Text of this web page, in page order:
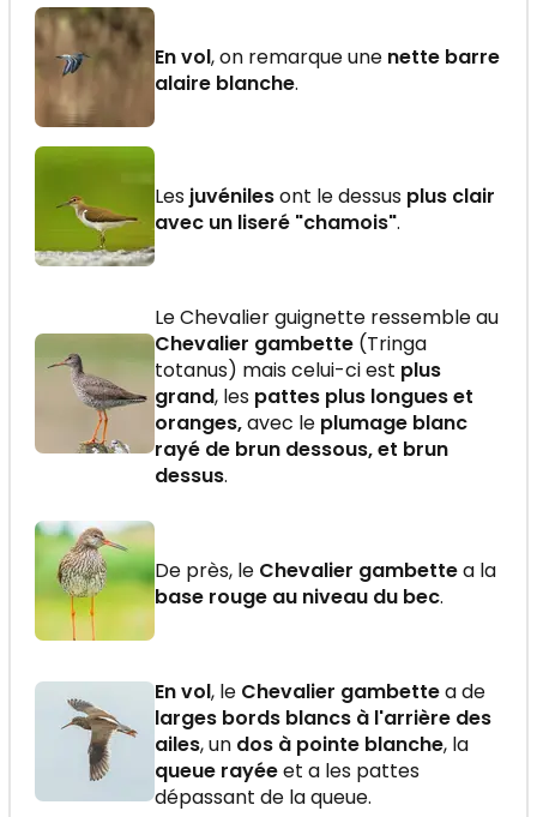
En vol, on remarque une nette barre
alaire blanche.
Les juvénilesont le dessus plus clair
avec un liseré "chamois".
Le Chevalier guignette ressemble au
Chevalier gambette (Tringa
totanus) mais celui-ci est plus
grand, les pattes plus longues et
oranges,avec le plumage blanc
rayé de brun dessous, et brun
dessus.
De près, le Chevalier gambettea la
base rouge au niveau du bec.
En vol, le Chevalier gambettea de
larges bords blancs à l'arrière des
ailes, un dos à pointe blanche, la
queue rayéeet a les pattes
dépassant de la queue.